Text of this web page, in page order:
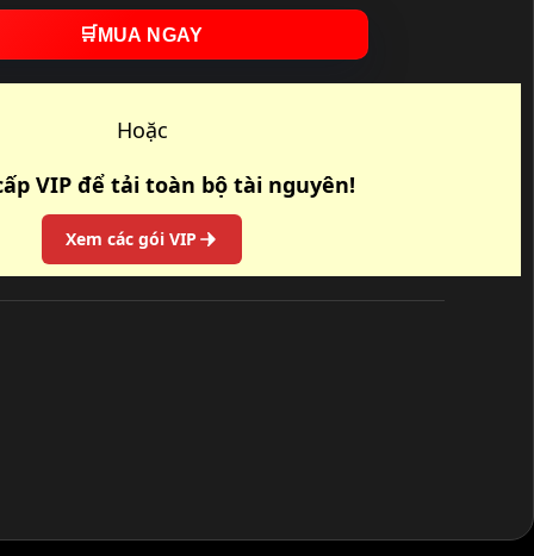
🛒 MUA NGAY
Hoặc
VIP để tải toàn bộ tài nguyên!
Xem các gói VIP